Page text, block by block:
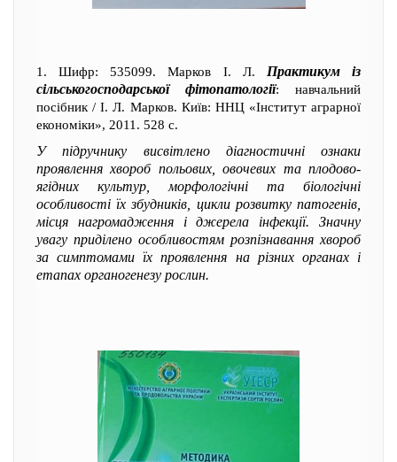
1. Шифр: 535099. Марков І. Л. Практикум із
сільськогосподарської фітопатології: навчальний
посібник / І. Л. Марков. Київ: ННЦ «Інститут аграрної
економіки», 2011. 528 с.
У підручнику висвітлено діагностичні ознаки
проявлення хвороб польових, овочевих та плодово-
ягідних культур, морфологічні та біологічні
особливості їх збудників, цикли розвитку патогенів,
місця нагромадження і джерела інфекції. Значну
увагу приділено особливостям розпізнавання хвороб
за симптомами їх проявлення на різних органах і
етапах органогенезу рослин.